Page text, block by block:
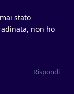
stato
non ho
Rispondi